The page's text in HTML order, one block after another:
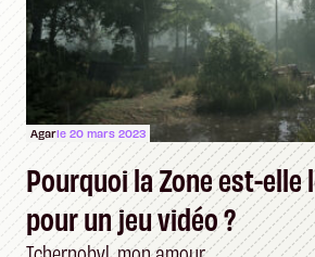
Agarle 20 mars 2023
Pourquoi la Zone est-elle
pour un jeu vidéo ?